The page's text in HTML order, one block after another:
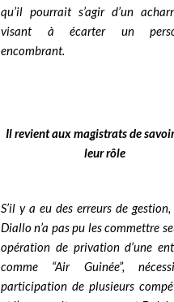
qu’il pourrait s’agir d’un
visant à écarter un
encombrant.
Il revient aux magistrats de
leur rôle
S’il y a eu des erreurs de
Diallo n’a pas pu les commettre
opération de privation d’une
comme “Air Guinée”,
participation de plusieurs